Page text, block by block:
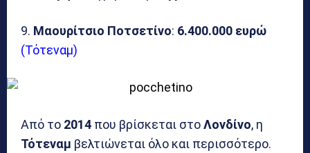
9. Μαουρίτσιο Ποτσετίνο: 6.400.000 ευρώ
(Τότεναμ)
Από το 2014 που βρίσκεται στοΛονδίνο, η
Τότεναμ βελτιώνεται όλο και περισσότερο.